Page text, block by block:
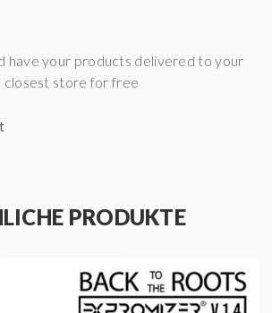
ist die Verbreitung exzellent
damit der Neeko eine gerade Linie
seinen gewünschten
kann. Hierzu sind 12
frei und unabhängig seine Luftzufuhr
Die Pins ermöglichen nicht nur die
have your products delivered to your
closest store for free
PRODUKTE